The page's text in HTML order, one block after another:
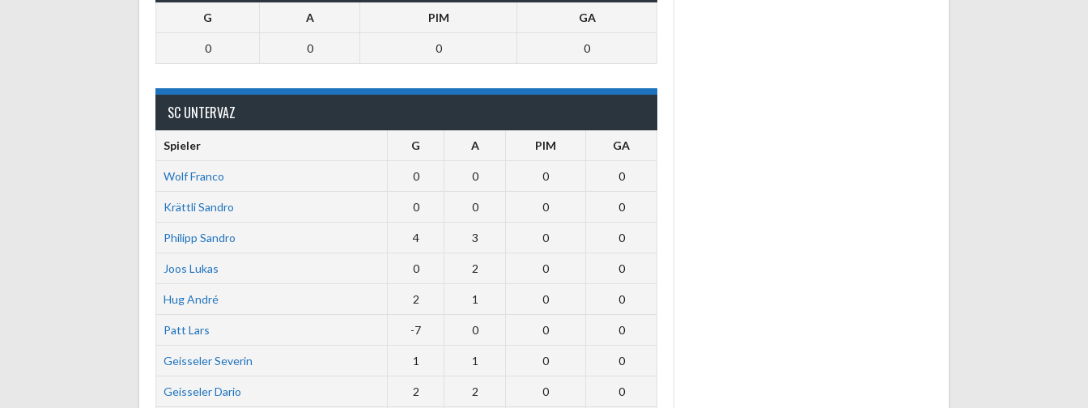
G A PIM GA
0 0 0 0
SC UNTERVAZ
Spieler G A PIM GA
Wolf Franco 0 0 0 0
Krättli Sandro 0 0 0 0
Philipp Sandro 4 3 0 0
Joos Lukas 0 2 0 0
Hug André 2 1 0 0
Patt Lars -7 0 0 0
Geisseler Severin 1 1 0 0
Geisseler Dario 2 2 0 0